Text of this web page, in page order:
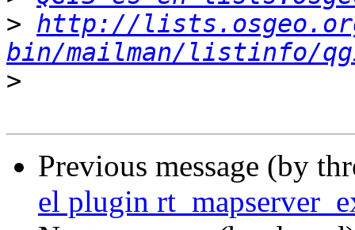
> http://
bin/mailman/listinfo/
>
Previous message (by
el plugin